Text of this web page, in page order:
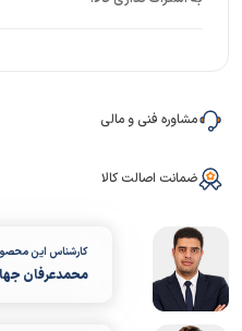
مشاوره فنی و مالی
ضمانت اصالت کالا
کارشناس این
محمدعرفان